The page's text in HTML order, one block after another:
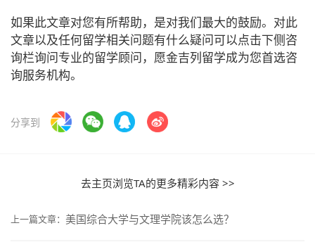
如果此文章对您有所帮助，是对我们最大的鼓励。对此
文章以及任何留学相关问题有什么疑问可以点击下侧咨
询栏询问专业的留学顾问，愿金吉列留学成为您首选咨
询服务机构。
分享到
去主页浏览TA的更多精彩内容 >>
上一篇文章： 美国综合大学与文理学院该怎么选？